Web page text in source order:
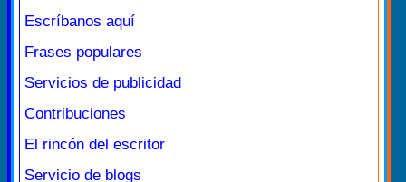
Escríbanos aquí
Frases populares
Servicios de publicidad
Contribuciones
El rincón del escritor
Servicio de blogs